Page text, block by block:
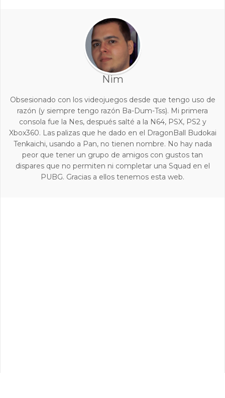
Nim
Obsesionado con los videojuegos desde que tengo uso de
razón (y siempre tengo razón Ba-Dum-Tss). Mi primera
consola fue la Nes, después salté a la N64, PSX, PS2 y
Xbox360. Las palizas que he dado en el DragonBall Budokai
Tenkaichi, usando a Pan, no tienen nombre. No hay nada
peor que tener un grupo de amigos con gustos tan
dispares que no permiten ni completar una Squad en el
PUBG. Gracias a ellos tenemos esta web.